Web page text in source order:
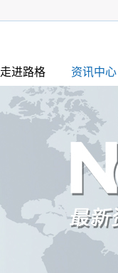
走进路格 资讯中心